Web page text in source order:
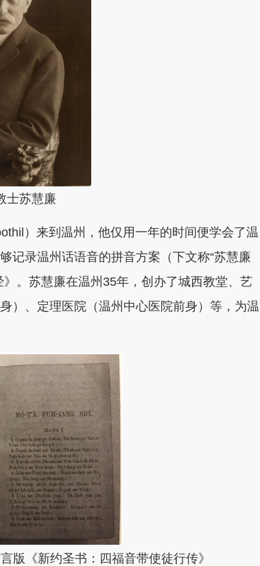
士苏慧廉
）来到温州，他仅用一年的时间便学会了温
记录温州话语音的拼音方案（下文称“苏慧廉
。苏慧廉在温州35年，创办了城西教堂、艺
）、定理医院（温州中心医院前身）等，为温
版《新约圣书：四福音带使徒行传》